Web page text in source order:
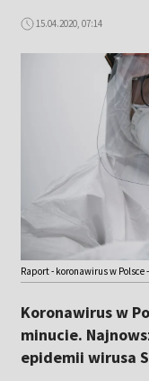
15.04.2020, 07:14
Raport - koronawirus w Polsce
Koronawirus w
minucie.
epidemii wirusa